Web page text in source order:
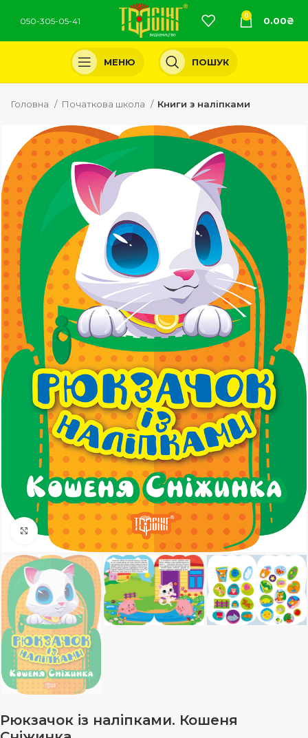
050-305-05-41
0 0.00₴
МЕНЮ ПОШУК
Головна Початкова школа Книги з наліпками
Клацніть, щоб збільшити
Рюкзачок із наліпками. Кошеня